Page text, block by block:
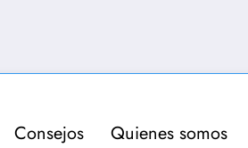
Consejos Quienes somos